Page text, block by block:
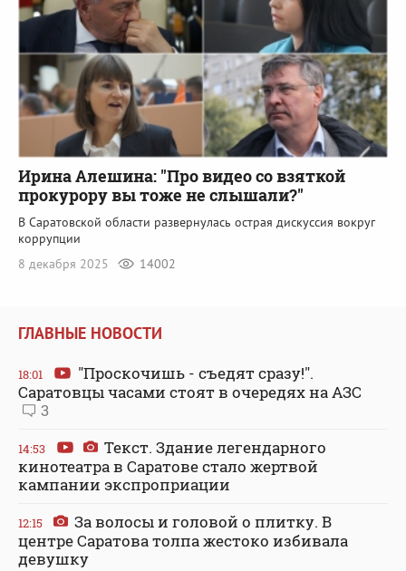
Ирина Алешина: "Про видео со взяткой
прокурору вы тоже не слышали?"
В Саратовской области развернулась острая дискуссия вокруг
коррупции
8 декабря 2025
14002
ГЛАВНЫЕ НОВОСТИ
18:01
"Проскочишь - съедят сразу!".
Саратовцы часами стоят в очередях на АЗС
3
14:53
Текст. Здание легендарного
кинотеатра в Саратове стало жертвой
кампании экспроприации
12:15
За волосы и головой о плитку. В
центре Саратова толпа жестоко избивала
девушку